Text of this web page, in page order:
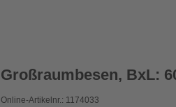
Großraumbesen, BxL:
Online-Artikelnr.: 1174033